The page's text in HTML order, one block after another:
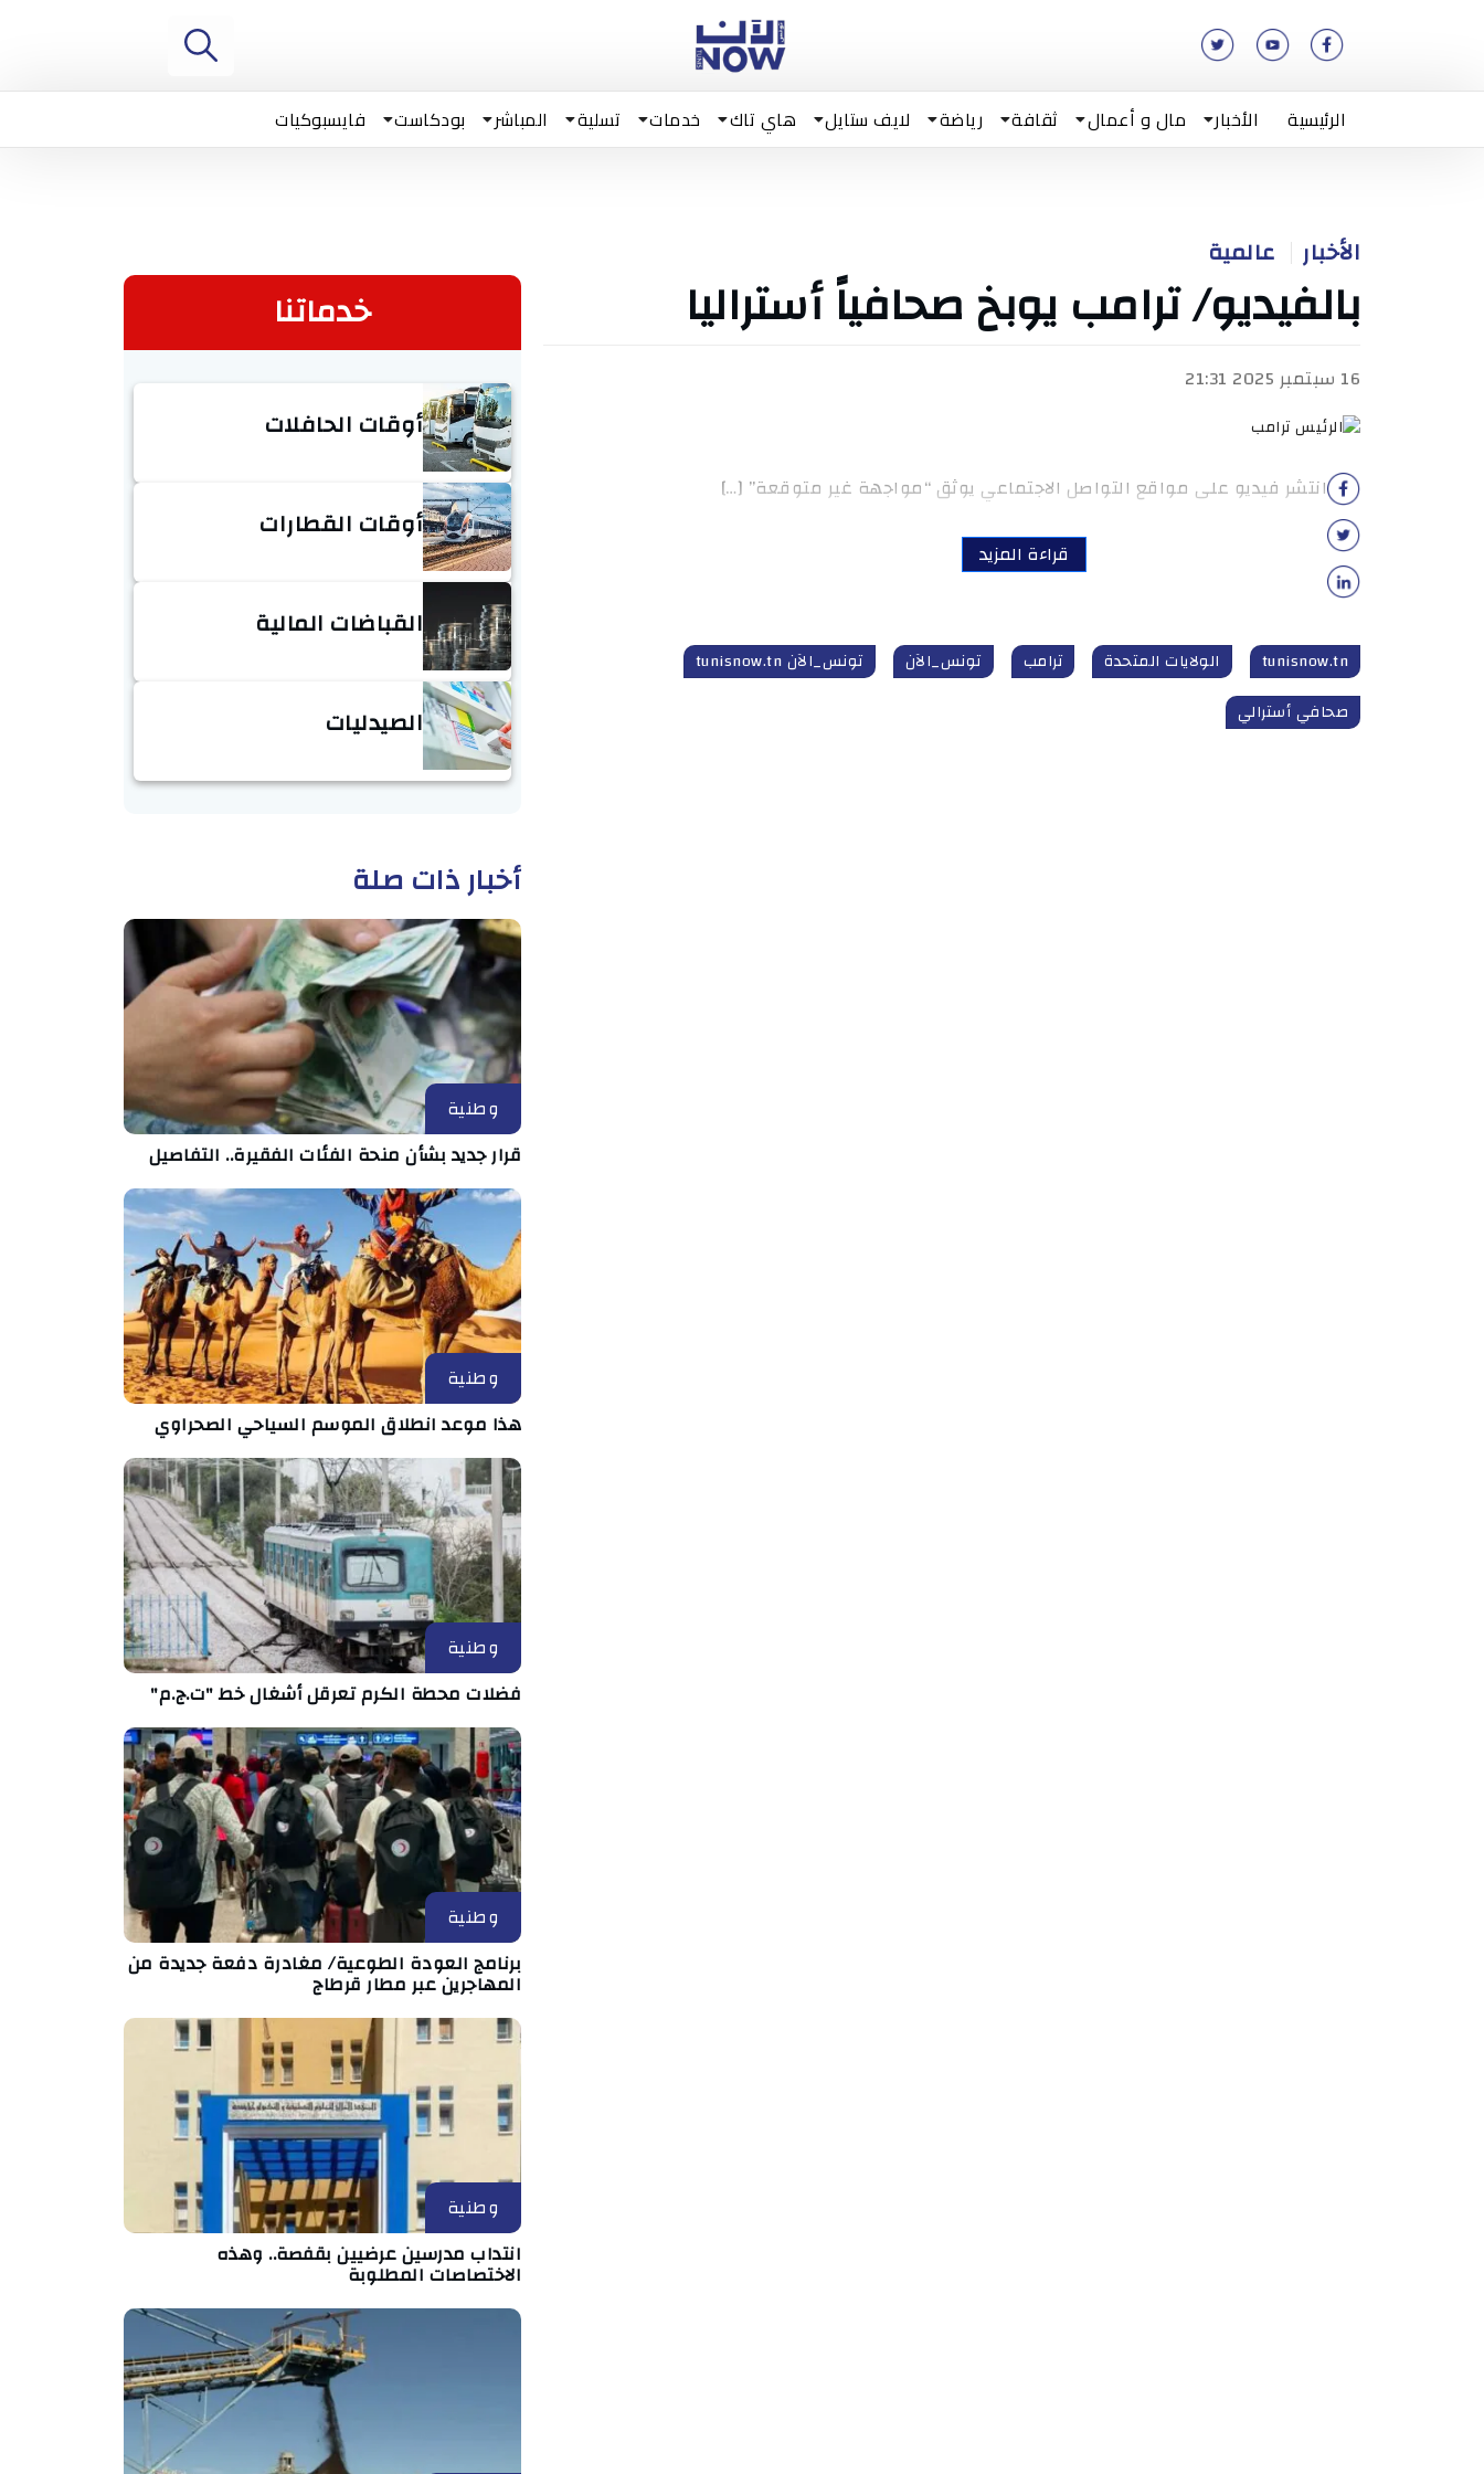
الرئيسية الأخبار مال و أعمال ثقافة رياضة لايف ستايل هاي تاك خدمات تسلية المباشر بودكاست فايسبوكيات
الأخبار عالمية
بالفيديو/ ترامب يوبخ صحافياً أستراليا
16 سبتمبر 2025 21:31
انتشر فيديو على مواقع التواصل الاجتماعي يوثق “مواجهة غير متوقعة” […]
قراءة المزيد
tunisnow.tn الولايات المتحدة ترامب تونس_الآن
تونس_الآن tunisnow.tn
صحافي أسترالي
خدماتنا
أوقات الحافلات
أوقات القطارات
القباضات المالية
الصيدليات
أخبار ذات صلة
وطنية
قرار جديد بشأن منحة الفئات الفقيرة.. التفاصيل
وطنية
هذا موعد انطلاق الموسم السياحي الصحراوي
وطنية
فضلات محطة الكرم تعرقل أشغال خط "ت.ج.م"
وطنية
برنامج العودة الطوعية/ مغادرة دفعة جديدة من
المهاجرين عبر مطار قرطاج
وطنية
انتداب مدرسين عرضيين بقفصة.. وهذه
الاختصاصات المطلوبة